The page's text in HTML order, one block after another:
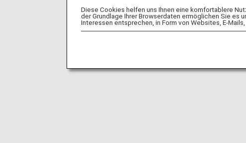
Diese Cookies helfen uns Ihnen eine komfortablere
der Grundlage Ihrer Browserdaten ermöglichen Sie es
Interessen entsprechen, in Form von Websites, E-